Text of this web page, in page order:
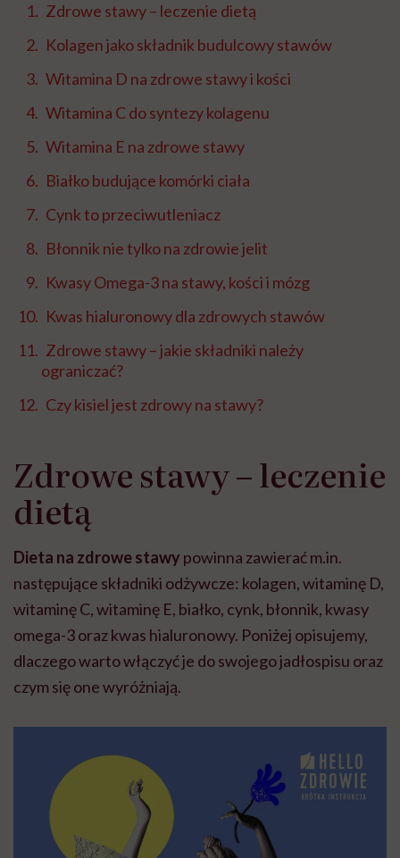
Zdrowe stawy – leczenie dietą
Kolagen jako składnik budulcowy stawów
Witamina D na zdrowe stawy i kości
Witamina C do syntezy kolagenu
Witamina E na zdrowe stawy
Białko budujące komórki ciała
Cynk to przeciwutleniacz
Błonnik nie tylko na zdrowie jelit
Kwasy Omega-3 na stawy, kości i mózg
Kwas hialuronowy dla zdrowych stawów
Zdrowe stawy – jakie składniki należy
ograniczać?
Czy kisiel jest zdrowy na stawy?
Zdrowe stawy – leczenie
dietą
Dieta na zdrowe stawy powinna zawierać m.in.
następujące składniki odżywcze: kolagen, witaminę D,
witaminę C, witaminę E, białko, cynk, błonnik, kwasy
omega-3 oraz kwas hialuronowy. Poniżej opisujemy,
dlaczego warto włączyć je do swojego jadłospisu oraz
czym się one wyróżniają.